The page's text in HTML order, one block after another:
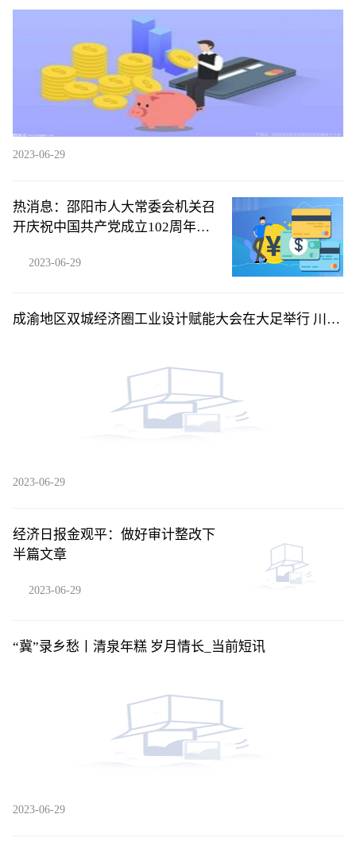
2023-06-29
热消息：邵阳市人大常委会机关召
开庆祝中国共产党成立102周年暨
2023-06-29
成渝地区双城经济圈工业设计赋能大会在大足举行 川渝
2023-06-29
经济日报金观平：做好审计整改下
半篇文章
2023-06-29
“冀”录乡愁丨清泉年糕 岁月情长_当前短讯
2023-06-29